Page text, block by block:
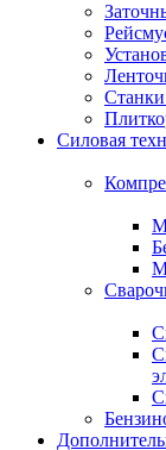
Силовая